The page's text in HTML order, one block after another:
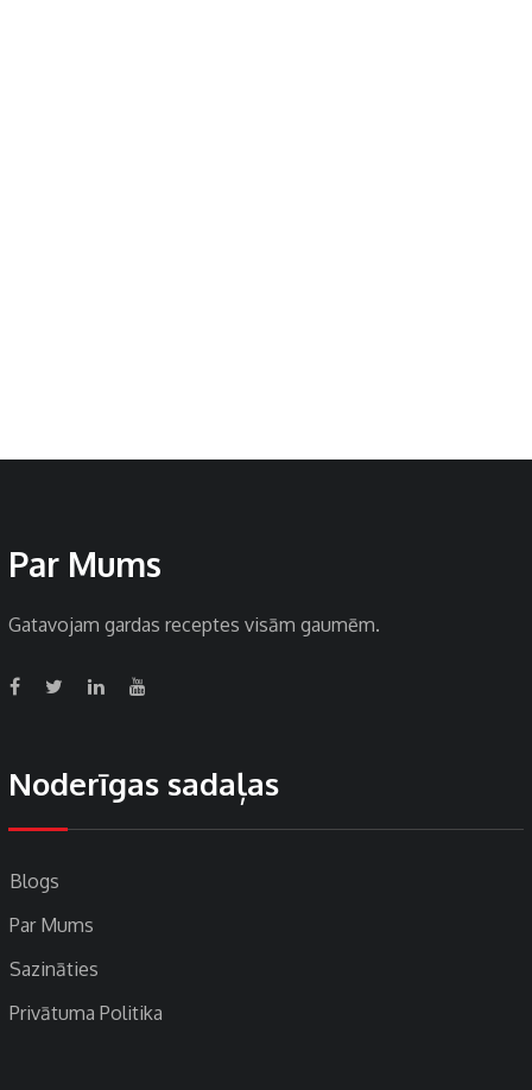
Par Mums
Gatavojam gardas receptes visām gaumēm.
Noderīgas sadaļas
Blogs
Par Mums
Sazināties
Privātuma Politika